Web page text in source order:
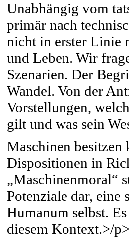
Unabhängig vom
primär nach
nicht in erster Linie
und Leben. Wir
Szenarien. Der
Wandel. Von der
Vorstellungen,
gilt und was sein
Maschinen
Dispositionen in
„Maschinenmoral“
Potenziale dar,
Humanum selbst.
diesem Kontext.>/p>